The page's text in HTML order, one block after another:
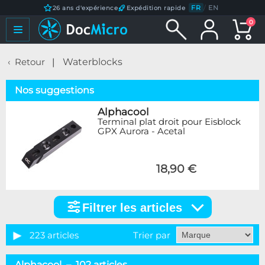
26 ans d'expérience Expédition rapide FR / EN
0
Retour Waterblocks
Nos suggestions
Alphacool
Terminal plat droit pour Eisblock
GPX Aurora - Acetal
18,90 €
articles
Catégorie
Filtrer les articles
223 articles Trier par